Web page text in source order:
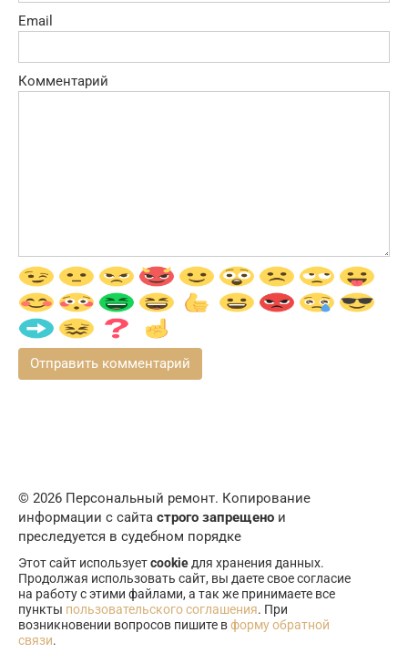
Email
Комментарий
© 2026 Персональный ремонт. Копирование
информации с сайта строго запрещено и
преследуется в судебном порядке
Этот сайт используетcookie для хранения данных.
Продолжая использовать сайт, вы даете свое согласие
на работу с этими файлами, а так же принимаете все
пункты пользовательского соглашения. При
возникновении вопросов пишите вформу обратной
связи.